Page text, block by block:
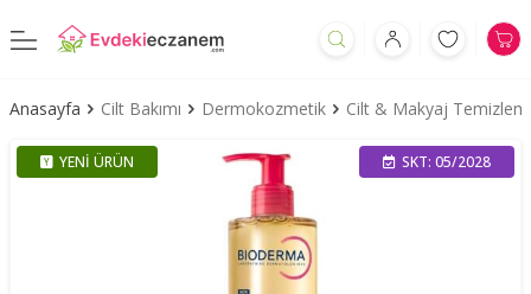
Anasayfa Cilt Bakımı Dermokozmetik Cilt & Makyaj
YENI ÜRÜN SKT: 05/2028